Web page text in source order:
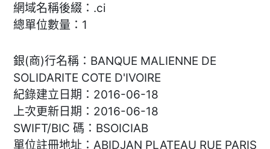
網域名稱後綴：.ci
總單位數量：1
銀(商)行名稱：BANQUE MALIENNE DE
SOLIDARITE COTE D'IVOIRE
紀錄建立日期：2016-06-18
上次更新日期：2016-06-18
SWIFT/BIC 碼：BSOICIAB
單位註冊地址：ABIDJAN PLATEAU RUE PARIS